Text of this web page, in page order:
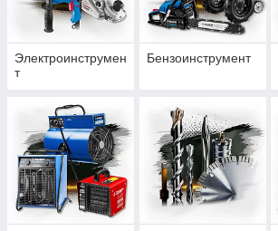
Электроинструмен
т
Бензоинструмент